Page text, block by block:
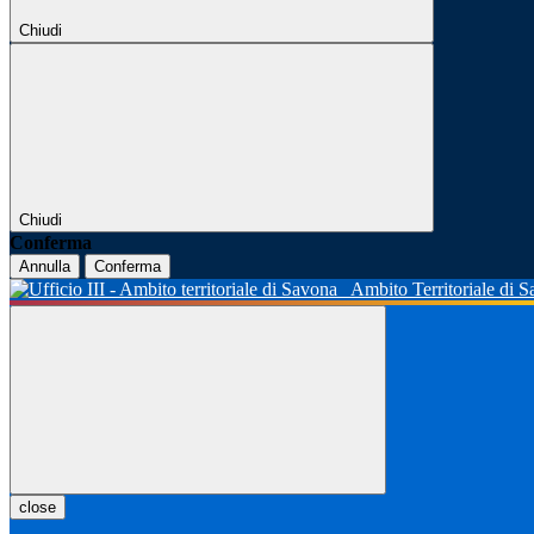
Chiudi
Chiudi
Conferma
Annulla Conferma
Ambito Territoriale di
close